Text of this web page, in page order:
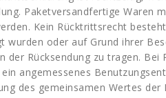
Paketversandfertige Waren
Kein Rücktrittsrecht
wurden oder auf Grund ihrer
der Rücksendung zu tragen. Bei
angemessenes
des gemeinsamen Wertes der